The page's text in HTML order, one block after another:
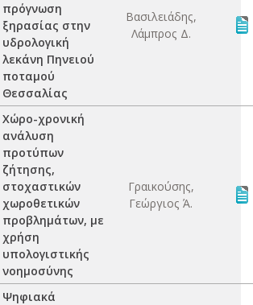
πρόγνωση
ξηρασίας στην
υδρολογική
λεκάνη Πηνειού
ποταμού
Θεσσαλίας
Βασιλειάδης,
Λάμπρος Δ.
Χώρο-χρονική
ανάλυση
προτύπων
ζήτησης,
στοχαστικών
χωροθετικών
προβλημάτων, με
χρήση
υπολογιστικής
νοημοσύνης
Γραικούσης,
Γεώργιος Ά.
Ψηφιακά